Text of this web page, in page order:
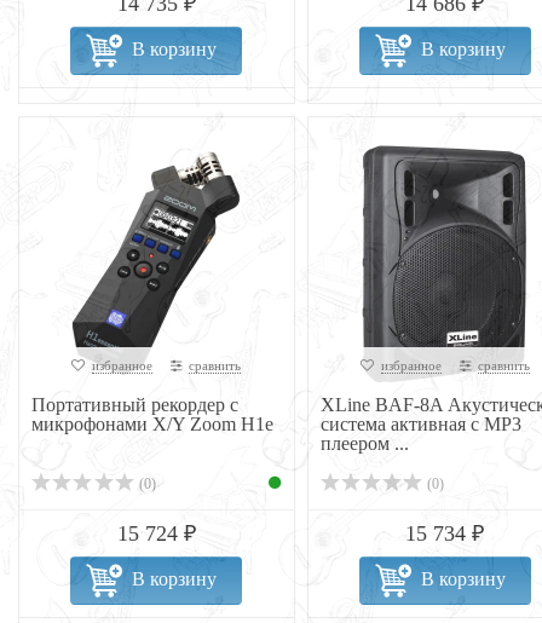
В корзину В корзину
избранное сравнить
Портативный рекордер с
микрофонами X/Y Zoom H1e
(0)
15 724 ₽
В корзину
избранное сравнить
XLine BAF-8A
система активная с MP3
плеером ...
(0)
15 734 ₽
В корзину